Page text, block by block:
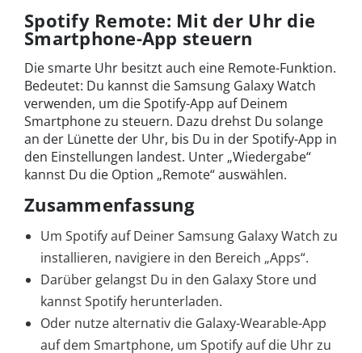
Spotify Remote: Mit der Uhr die
Smartphone-App steuern
Die smarte Uhr besitzt auch eine Remote-Funktion.
Bedeutet: Du kannst die Samsung Galaxy Watch
verwenden, um die Spotify-App auf Deinem
Smartphone zu steuern. Dazu drehst Du solange
an der Lünette der Uhr, bis Du in der Spotify-App in
den Einstellungen landest. Unter „Wiedergabe“
kannst Du die Option „Remote“ auswählen.
Zusammenfassung
Um Spotify auf Deiner Samsung Galaxy Watch zu
installieren, navigiere in den Bereich „Apps“.
Darüber gelangst Du in den Galaxy Store und
kannst Spotify herunterladen.
Oder nutze alternativ die Galaxy-Wearable-App
auf dem Smartphone, um Spotify auf die Uhr zu